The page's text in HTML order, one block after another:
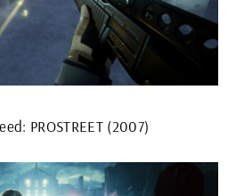
PROSTREET (2007)